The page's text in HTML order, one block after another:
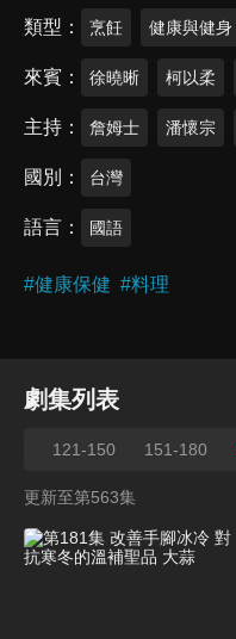
類型 烹飪 健康與健身
來賓 徐曉晰 柯以柔
主持 詹姆士 潘懷宗
國別 台灣
語言 國語
#健康保健 #料理
劇集列表
121-150 151-180
更新至第563集